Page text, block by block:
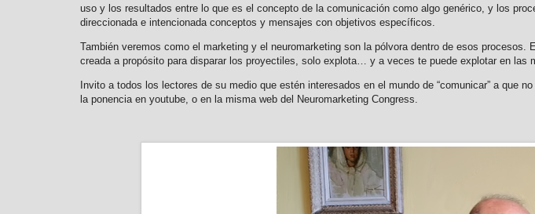
uso y los resultados entre lo que es el concepto de la comunicación como algo genérico, y los
direccionada e intencionada conceptos y mensajes con objetivos específicos.
También veremos como el marketing y el neuromarketing son la pólvora dentro de esos
creada a propósito para disparar los proyectiles, solo explota… y a veces te puede explotar en las
Invito a todos los lectores de su medio que estén interesados en el mundo de “comunicar” a
la ponencia en youtube, o en la misma web del Neuromarketing Congress.